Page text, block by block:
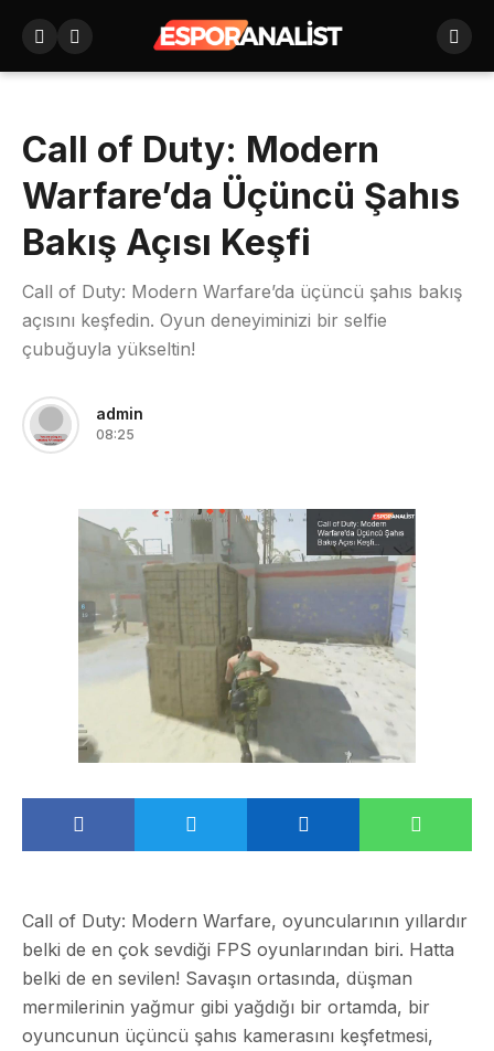
Call of Duty: Modern
Warfare’da Üçüncü Şahıs
Bakış Açısı Keşfi
Call of Duty: Modern Warfare’da üçüncü şahıs bakış
açısını keşfedin. Oyun deneyiminizi bir selfie
çubuğuyla yükseltin!
admin
08:25
Call of Duty: Modern Warfare, oyuncularının yıllardır
belki de en çok sevdiği FPS oyunlarından biri. Hatta
belki de en sevilen! Savaşın ortasında, düşman
mermilerinin yağmur gibi yağdığı bir ortamda, bir
oyuncunun üçüncü şahıs kamerasını keşfetmesi,